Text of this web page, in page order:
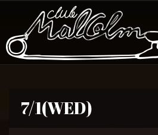
7/1(WED)